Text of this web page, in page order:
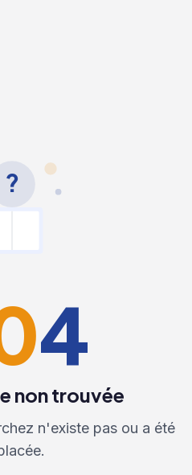
?
4
non trouvée
n'existe pas ou a été